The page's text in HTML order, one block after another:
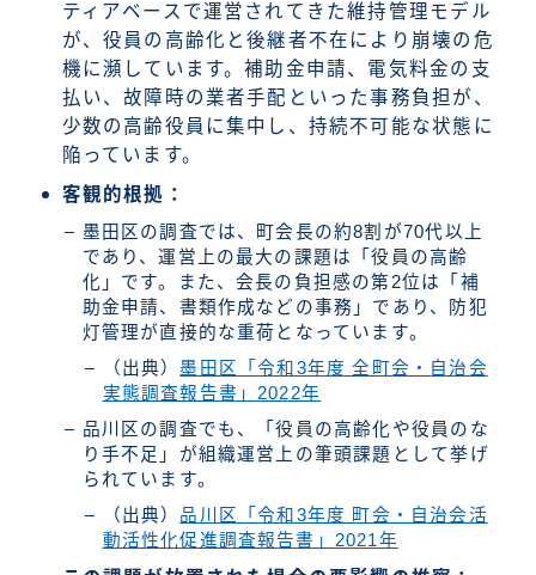
ティアベースで運営されてきた維持管理モデル
が、役員の高齢化と後継者不在により崩壊の危
機に瀕しています。補助金申請、電気料金の支
払い、故障時の業者手配といった事務負担が、
少数の高齢役員に集中し、持続不可能な状態に
陥っています。
客観的根拠：
墨田区の調査では、町会長の約8割が70代以上
であり、運営上の最大の課題は「役員の高齢
化」です。また、会長の負担感の第2位は「補
助金申請、書類作成などの事務」であり、防犯
灯管理が直接的な重荷となっています。
（出典） 墨田区「令和3年度 全町会・自治会
実態調査報告書」2022年
品川区の調査でも、「役員の高齢化や役員のな
り手不足」が組織運営上の筆頭課題として挙げ
られています。
（出典） 品川区「令和3年度 町会・自治会活
動活性化促進調査報告書」2021年